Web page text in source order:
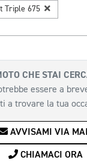
Triple 675
CHE STAI
essere a
a trovare la tua
AVVISAMI VIA
CHIAMACI ORA